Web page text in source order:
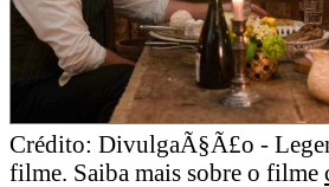
Crédito: DivulgaÃ§Ã£o -
filme. Saiba mais sobre o filme